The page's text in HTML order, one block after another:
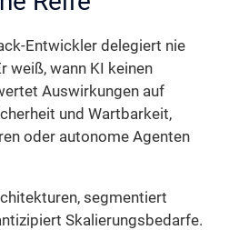
Entwickler delegiert nie
weiß, wann KI keinen
Auswirkungen auf
und Wartbarkeit,
oder autonome Agenten
segmentiert
Skalierungsbedarfe.